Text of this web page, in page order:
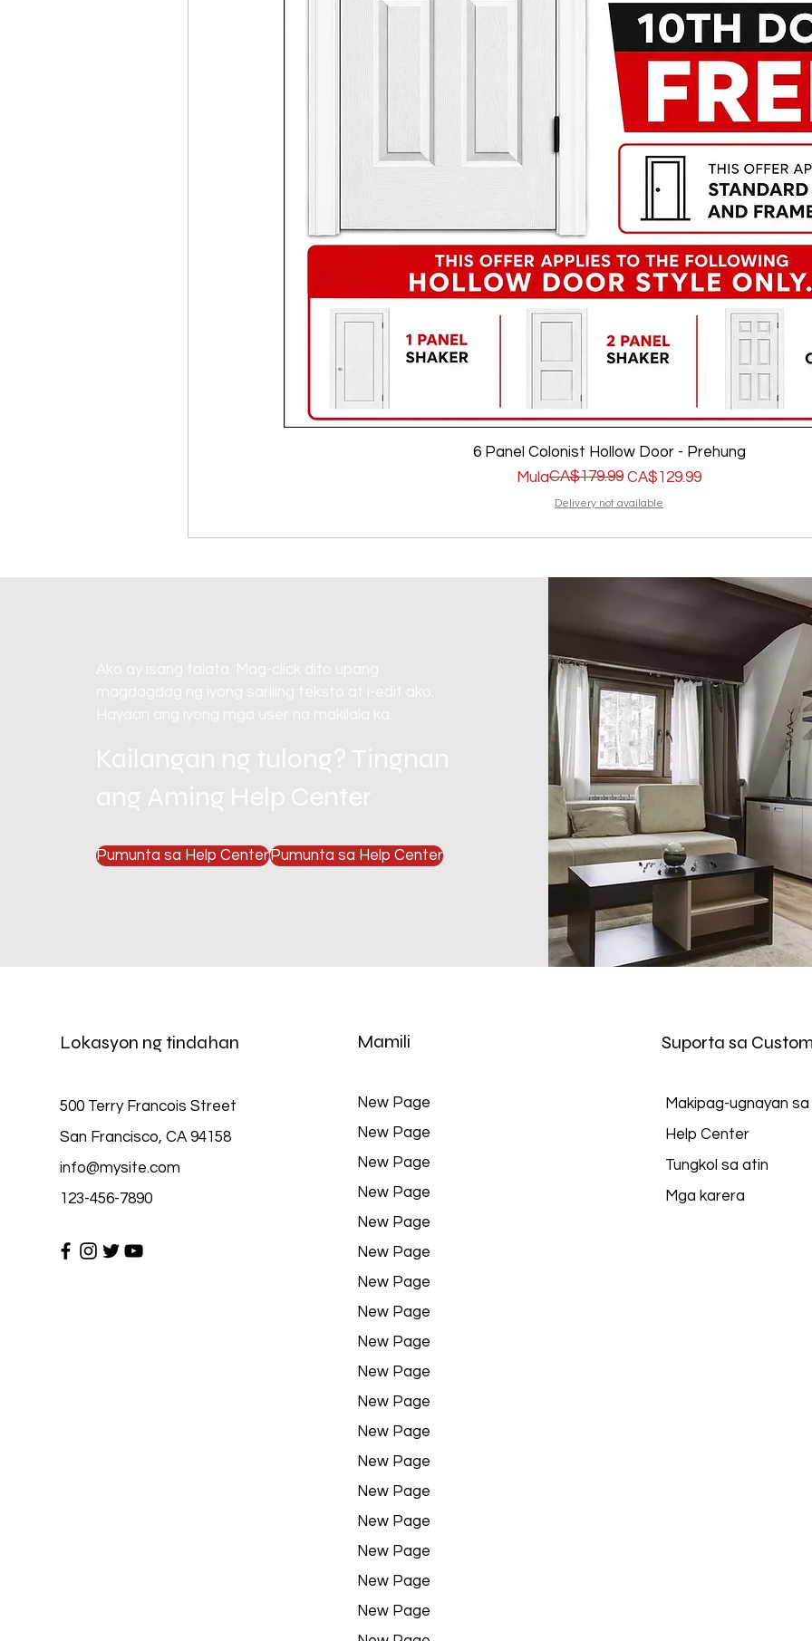
6 Panel Colonist Hollow Door - Prehung
Mula
Regular na Presyo
CA$179.99 CA$129.99
Sale Price
Delivery not available
Ako ay isang talata. Mag-click dito upang
magdagdag ng iyong sariling teksto at i-edit ako.
Hayaan ang iyong mga user na makilala ka.
Kailangan ng tulong? Tingnan
ang Aming Help Center
Pumunta sa Help CenterPumunta sa Help Center
Lokasyon ng tindahan
500 Terry Francois Street
San Francisco, CA 94158
info@mysite.com
123-456-7890
Mamili
New Page
New Page
New Page
New Page
New Page
New Page
New Page
New Page
New Page
New Page
New Page
New Page
New Page
New Page
New Page
New Page
New Page
New Page
Suporta sa
Makipag-ugnayan
Help Center
Tungkol sa atin
Mga karera